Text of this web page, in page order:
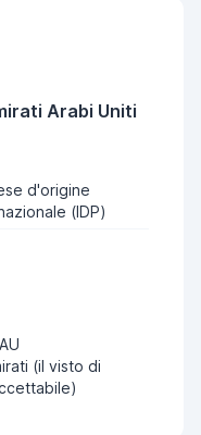
Arabi Uniti
d'origine
(IDP)
(il visto di